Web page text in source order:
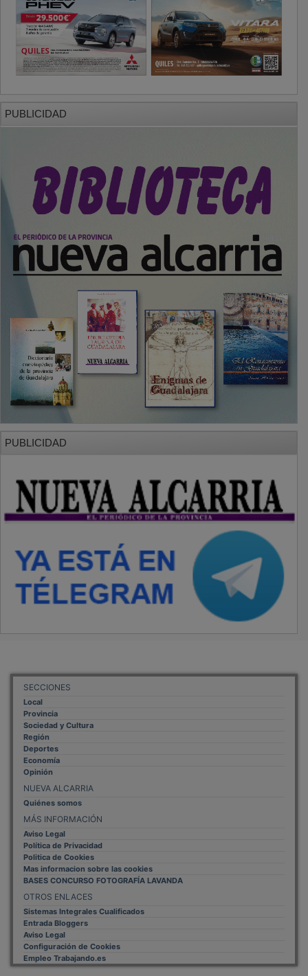
SECCIONES
Local
Provincia
Sociedad y Cultura
Región
Deportes
Economía
Opinión
NUEVA ALCARRIA
Quiénes somos
MÁS INFORMACIÓN
Aviso Legal
Política de Privacidad
Politica de Cookies
Mas informacion sobre las cookies
BASES CONCURSO FOTOGRAFÍA LAVANDA
Sistemas Integrales Cualificados
Entrada Bloggers
Aviso Legal
Configuración de Cookies
Empleo Trabajando.es